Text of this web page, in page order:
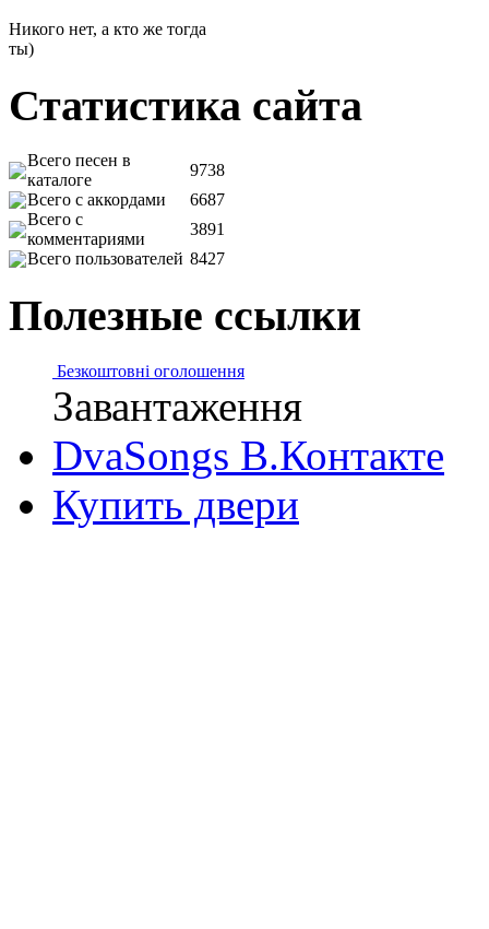
Никого нет, а кто же тогда
ты)
Статистика сайта
Всего песен в
каталоге
9738
Всего с аккордами
6687
Всего с
комментариями
3891
Всего пользователей 8427
Полезные ссылки
Безкоштовні оголошення
Завантаження
DvaSongs В.Контакте
Купить двери